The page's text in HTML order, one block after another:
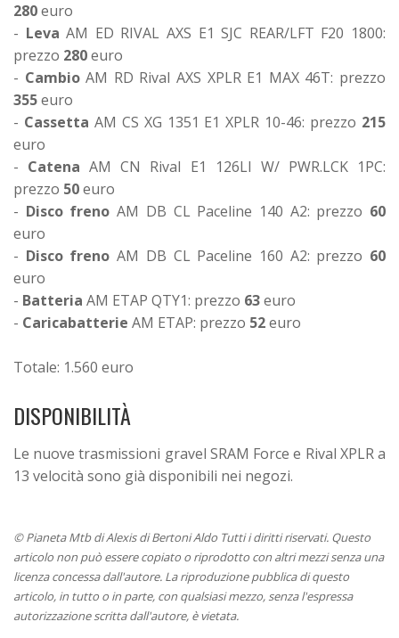
280euro
- Leva AM ED RIVAL AXS E1 SJC REAR/LFT F20 1800:
prezzo 280euro
- CambioAM RD Rival AXS XPLR E1 MAX 46T: prezzo
355euro
- Cassetta AM CS XG 1351 E1 XPLR 10-46: prezzo 215
euro
- Catena AM CN Rival E1 126LI W/ PWR.LCK 1PC:
prezzo 50euro
- Disco freno AM DB CL Paceline 140 A2: prezzo 60
euro
- Disco freno AM DB CL Paceline 160 A2: prezzo 60
euro
- Batteria AM ETAP QTY1: prezzo 63euro
- Caricabatterie AM ETAP: prezzo 52euro
Totale: 1.560 euro
DISPONIBILITÀ
Le nuove trasmissioni gravel SRAM Force e Rival XPLR a
13 velocità sono già disponibili nei negozi.
© Pianeta Mtb di Alexis di Bertoni Aldo Tutti i diritti riservati. Questo
articolo non può essere copiato o riprodotto con altri mezzi senza una
licenza concessa dall'autore. La riproduzione pubblica di questo
articolo, in tutto o in parte, con qualsiasi mezzo, senza l'espressa
autorizzazione scritta dall'autore, è vietata.